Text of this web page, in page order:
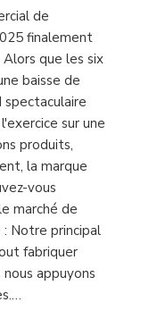
de
finalement
que les six
baisse de
spectaculaire
sur une
produits,
la marque
vous
marché de
Notre principal
fabriquer
appuyons